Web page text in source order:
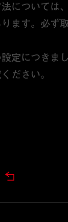
については
ます。必ず
定につきま
ださい。